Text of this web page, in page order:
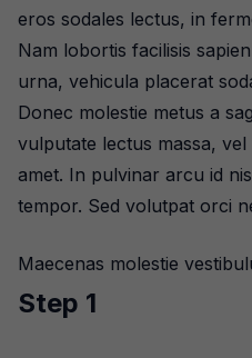
eros sodales lectus, in
Nam lobortis facilisis
urna, vehicula placerat
Donec molestie metus a
vulputate lectus massa,
amet. In pulvinar arcu id
tempor. Sed volutpat orci
Maecenas molestie
Step 1